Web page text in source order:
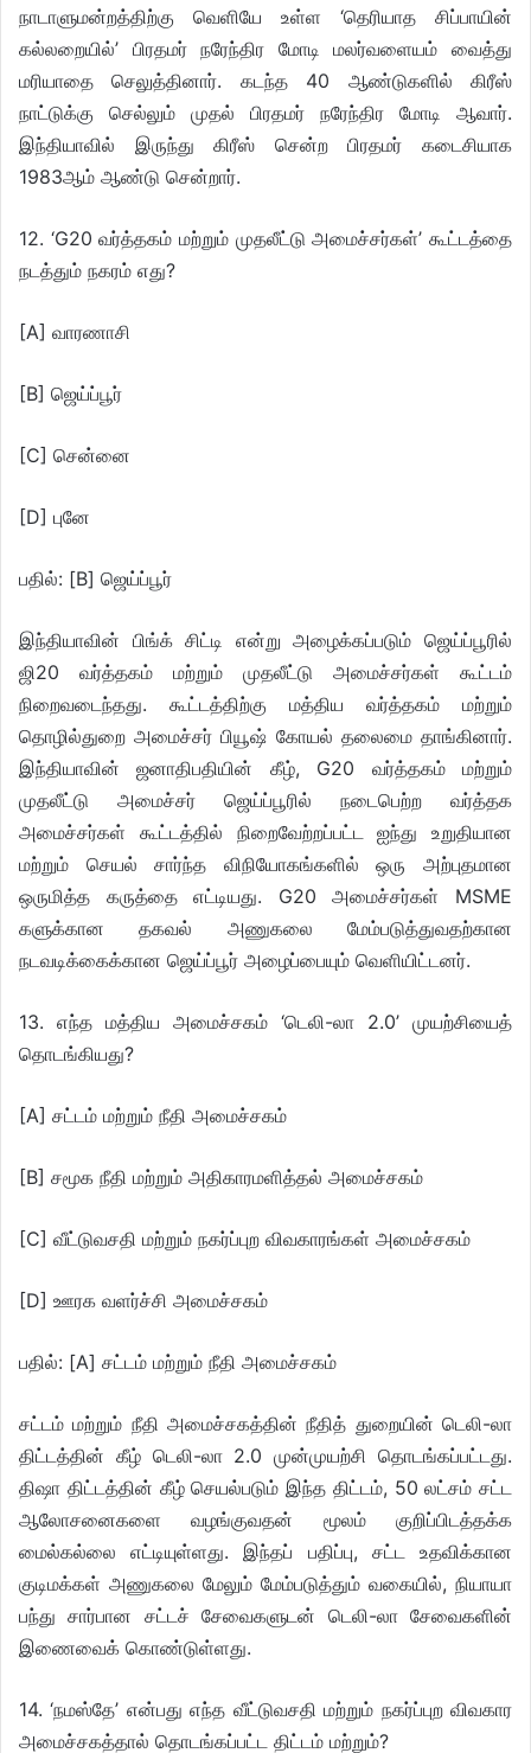
நாடாளுமன்றத்திற்கு வெளியே உள்ள ‘தெரியாத சிப்பாயின்
கல்லறையில்’ பிரதமர் நரேந்திர மோடி மலர்வளையம் வைத்து
மரியாதை செலுத்தினார். கடந்த 40 ஆண்டுகளில் கிரீஸ்
நாட்டுக்கு செல்லும் முதல் பிரதமர் நரேந்திர மோடி ஆவார்.
இந்தியாவில் இருந்து கிரீஸ் சென்ற பிரதமர் கடைசியாக
1983ஆம் ஆண்டு சென்றார்.
12. ‘G20 வர்த்தகம் மற்றும் முதலீட்டு அமைச்சர்கள்’ கூட்டத்தை
நடத்தும் நகரம் எது?
[A] வாரணாசி
[B] ஜெய்ப்பூர்
[C] சென்னை
[D] புனே
பதில்: [B] ஜெய்ப்பூர்
இந்தியாவின் பிங்க் சிட்டி என்று அழைக்கப்படும் ஜெய்ப்பூரில்
ஜி20 வர்த்தகம் மற்றும் முதலீட்டு அமைச்சர்கள் கூட்டம்
நிறைவடைந்தது. கூட்டத்திற்கு மத்திய வர்த்தகம் மற்றும்
தொழில்துறை அமைச்சர் பியூஷ் கோயல் தலைமை தாங்கினார்.
இந்தியாவின் ஜனாதிபதியின் கீழ், G20 வர்த்தகம் மற்றும்
முதலீட்டு அமைச்சர் ஜெய்ப்பூரில் நடைபெற்ற வர்த்தக
அமைச்சர்கள் கூட்டத்தில் நிறைவேற்றப்பட்ட ஐந்து உறுதியான
மற்றும் செயல் சார்ந்த விநியோகங்களில் ஒரு அற்புதமான
ஒருமித்த கருத்தை எட்டியது. G20 அமைச்சர்கள் MSME
களுக்கான தகவல் அணுகலை மேம்படுத்துவதற்கான
நடவடிக்கைக்கான ஜெய்ப்பூர் அழைப்பையும் வெளியிட்டனர்.
13. எந்த மத்திய அமைச்சகம் ‘டெலி-லா 2.0’ முயற்சியைத்
தொடங்கியது?
[A] சட்டம் மற்றும் நீதி அமைச்சகம்
[B] சமூக நீதி மற்றும் அதிகாரமளித்தல் அமைச்சகம்
[C] வீட்டுவசதி மற்றும் நகர்ப்புற விவகாரங்கள் அமைச்சகம்
[D] ஊரக வளர்ச்சி அமைச்சகம்
பதில்: [A] சட்டம் மற்றும் நீதி அமைச்சகம்
சட்டம் மற்றும் நீதி அமைச்சகத்தின் நீதித் துறையின் டெலி-லா
திட்டத்தின் கீழ் டெலி-லா 2.0 முன்முயற்சி தொடங்கப்பட்டது.
திஷா திட்டத்தின் கீழ் செயல்படும் இந்த திட்டம், 50 லட்சம் சட்ட
ஆலோசனைகளை வழங்குவதன் மூலம் குறிப்பிடத்தக்க
மைல்கல்லை எட்டியுள்ளது. இந்தப் பதிப்பு, சட்ட உதவிக்கான
குடிமக்கள் அணுகலை மேலும் மேம்படுத்தும் வகையில், நியாயா
பந்து சார்பான சட்டச் சேவைகளுடன் டெலி-லா சேவைகளின்
இணைவைக் கொண்டுள்ளது.
14. ‘நமஸ்தே’ என்பது எந்த வீட்டுவசதி மற்றும் நகர்ப்புற விவகார
அமைச்சகத்தால் தொடங்கப்பட்ட திட்டம் மற்றும்?